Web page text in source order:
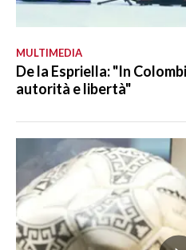
MULTIMEDIA
De la Espriella: "In
autorità e libertà"